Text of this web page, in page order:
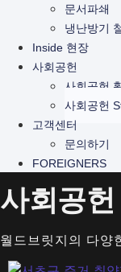
문서파쇄
냉난방기
Inside 현장
사회공헌
사회공헌
사회공헌
고객센터
문의하기
FOREIGNERS
사회공
월드브릿지의 다양